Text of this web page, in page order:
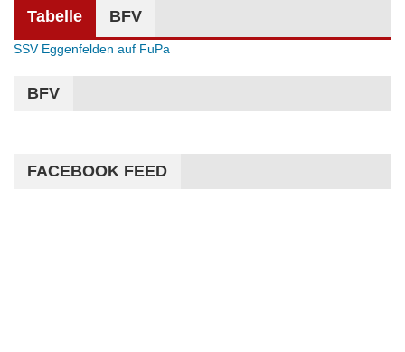
Tabelle BFV
SSV Eggenfelden auf FuPa
BFV
FACEBOOK FEED